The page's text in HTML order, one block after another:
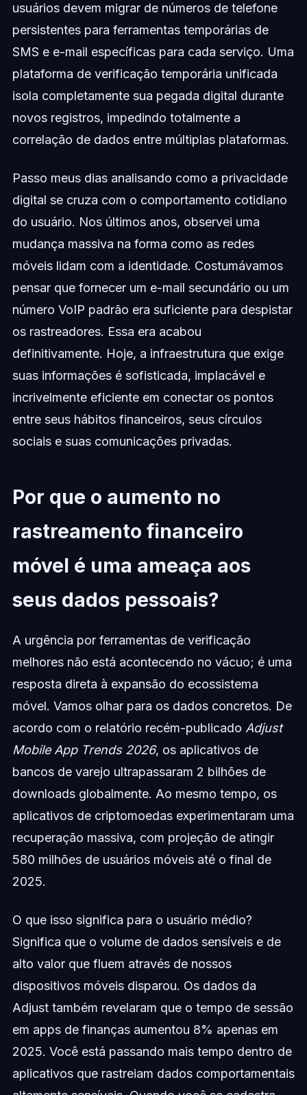
usuários devem migrar de números de telefone
persistentes para ferramentas temporárias de
SMS e e-mail específicas para cada serviço. Uma
plataforma de verificação temporária unificada
isola completamente sua pegada digital durante
novos registros, impedindo totalmente a
correlação de dados entre múltiplas plataformas.
Passo meus dias analisando como a privacidade
digital se cruza com o comportamento cotidiano
do usuário. Nos últimos anos, observei uma
mudança massiva na forma como as redes
móveis lidam com a identidade. Costumávamos
pensar que fornecer um e-mail secundário ou um
número VoIP padrão era suficiente para despistar
os rastreadores. Essa era acabou
definitivamente. Hoje, a infraestrutura que exige
suas informações é sofisticada, implacável e
incrivelmente eficiente em conectar os pontos
entre seus hábitos financeiros, seus círculos
sociais e suas comunicações privadas.
Por que o aumento no
rastreamento financeiro
móvel é uma ameaça aos
seus dados pessoais?
A urgência por ferramentas de verificação
melhores não está acontecendo no vácuo; é uma
resposta direta à expansão do ecossistema
móvel. Vamos olhar para os dados concretos. De
acordo com o relatório recém-publicado Adjust
Mobile App Trends 2026, os aplicativos de
bancos de varejo ultrapassaram 2 bilhões de
downloads globalmente. Ao mesmo tempo, os
aplicativos de criptomoedas experimentaram uma
recuperação massiva, com projeção de atingir
580 milhões de usuários móveis até o final de
2025.
O que isso significa para o usuário médio?
Significa que o volume de dados sensíveis e de
alto valor que fluem através de nossos
dispositivos móveis disparou. Os dados da
Adjust também revelaram que o tempo de sessão
em apps de finanças aumentou 8% apenas em
2025. Você está passando mais tempo dentro de
aplicativos que rastreiam dados comportamentais